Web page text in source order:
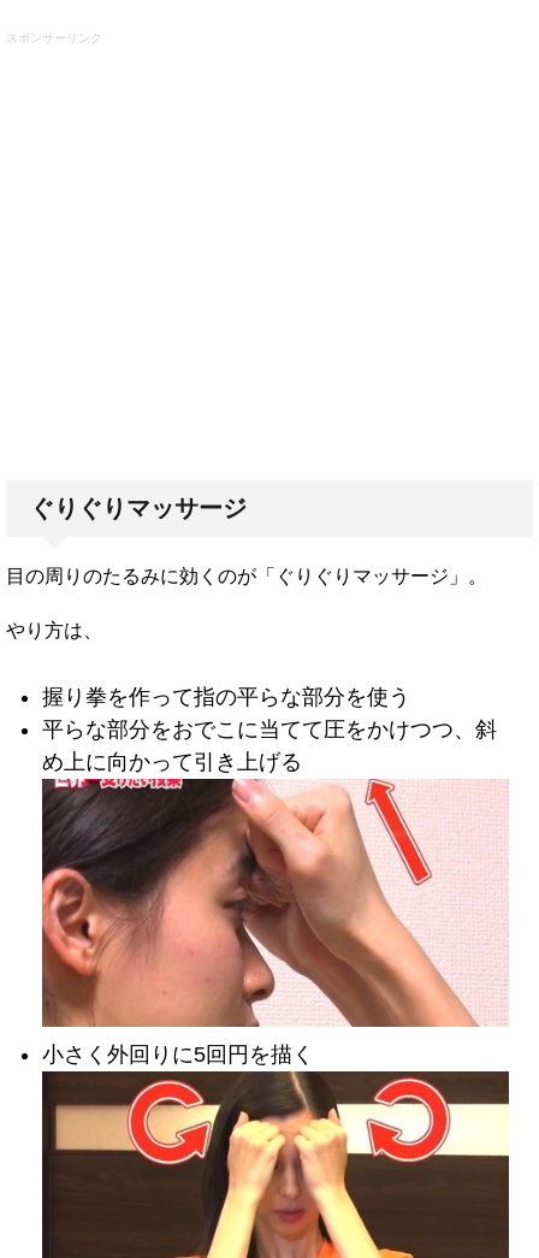
スポンサーリンク
ぐりぐりマッサージ
目の周りのたるみに効くのが「ぐりぐりマッサージ」。
やり方は、
握り拳を作って指の平らな部分を使う
平らな部分をおでこに当てて圧をかけつつ、斜
め上に向かって引き上げる
小さく外回りに5回円を描く